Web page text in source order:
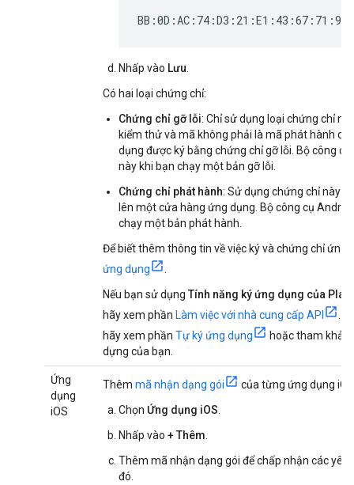
Nhấp vào Lưu
Có hai loại chứng chỉ:
Chứng chỉ gỡ lỗi: Chỉ sử dụng loại chứng chỉ
kiểm thử và mã không phải là mã phát hành
dụng được ký bằng chứng chỉ gỡ lỗi. Bộ công
này khi bạn chạy một bản gỡ lỗi.
Chứng chỉ phát hành: Sử dụng chứng chỉ này
lên một cửa hàng ứng dụng. Bộ công cụ
chạy một bản phát hành.
Để biết thêm thông tin về việc ký và chứng chỉ ứng
ứng dụng
Nếu bạn sử dụng Tính năng ký ứng dụng của Play
hãy xem phần Làm việc với nhà cung cấp API
hãy xem phần Tự ký ứng dụng
hoặc tham
dựng của bạn.
Ứng
dụng
iOS
Thêm mã nhận dạng gói
của từng ứng dụng
Chọn Ứng dụng iOS
Nhấp vào + Thêm
Thêm mã nhận dạng gói để chấp nhận các
đó.